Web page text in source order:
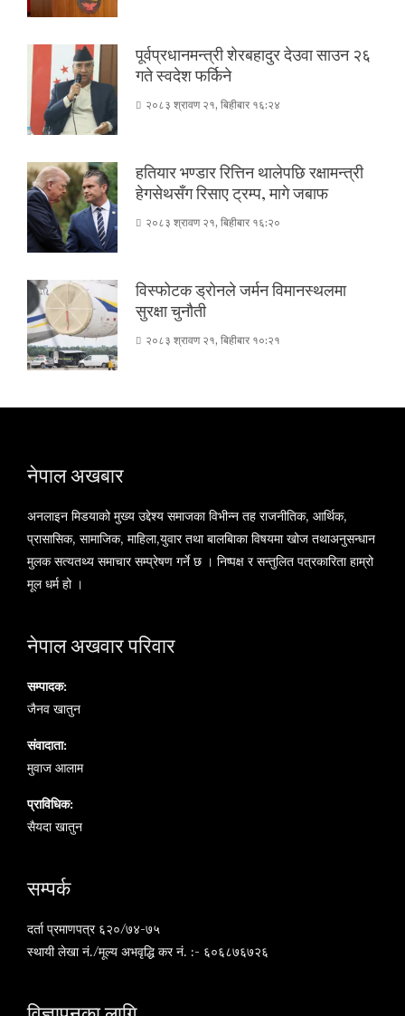
पूर्वप्रधानमन्त्री शेरबहादुर देउवा साउन २६
गते स्वदेश फर्किने
२०८३ श्रावण २१, बिहीबार १६:२४
हतियार भण्डार रित्तिन थालेपछि रक्षामन्त्री
हेगसेथसँग रिसाए ट्रम्प, मागे जबाफ
२०८३ श्रावण २१, बिहीबार १६:२०
विस्फोटक ड्रोनले जर्मन विमानस्थलमा
सुरक्षा चुनौती
२०८३ श्रावण २१, बिहीबार १०:२१
नेपाल अखबार
अनलाइन मिडयाको मुख्य उद्देश्य समाजका विभीन्न तह राजनीतिक, आर्थिक,
प्रासासिक, सामाजिक, माहिला,युवार तथा बालबािका विषयमा खोज तथाअनुसन्धान
मुलक सत्यतथ्य समाचार सम्प्रेषण गर्ने छ । निष्पक्ष र सन्तुलित पत्रकारिता हाम्रो
मूल धर्म हो ।
नेपाल अखवार परिवार
सम्पादक:
जैनव खातुन
संवादाता:
मुवाज आलाम
प्राविधिक:
सैयदा खातुन
सम्पर्क
दर्ता प्रमाणपत्र ६२०/७४-७५
स्थायी लेखा नं./मूल्य अभवृद्धि कर नं. :- ६०६८७६७२६